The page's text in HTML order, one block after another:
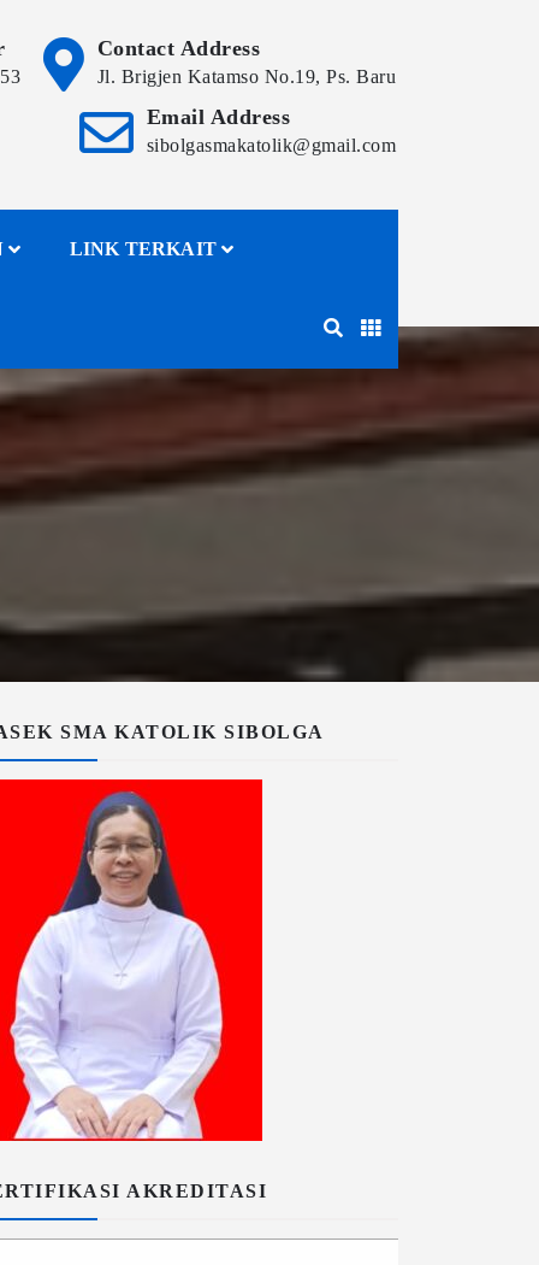
Contact Address
Jl. Brigjen Katamso No.19, Ps. Baru
Email Address
sibolgasmakatolik@gmail.com
LINK TERKAIT
SMA KATOLIK SIBOLGA
AKREDITASI